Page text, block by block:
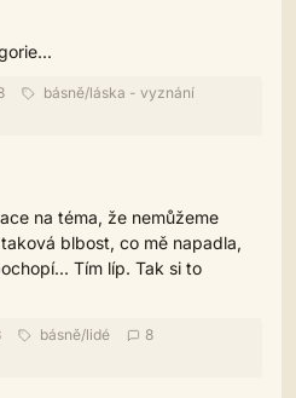
básně/láska - vyznání
na téma, že nemůžeme
blbost, co mě napadla,
Tím líp. Tak si to
básně/lidé
8